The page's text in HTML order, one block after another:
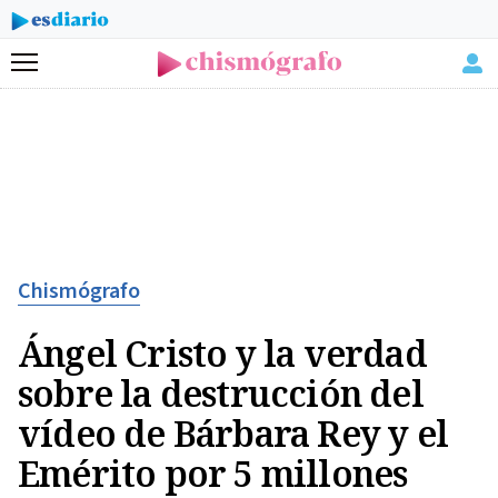
Menú
Chismógrafo
Ángel Cristo y la verdad
sobre la destrucción del
vídeo de Bárbara Rey y el
Emérito por 5 millones